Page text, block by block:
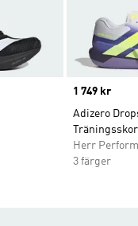
Price
1 749 kr
Adizero
Träningsskor
Herr
3 färger